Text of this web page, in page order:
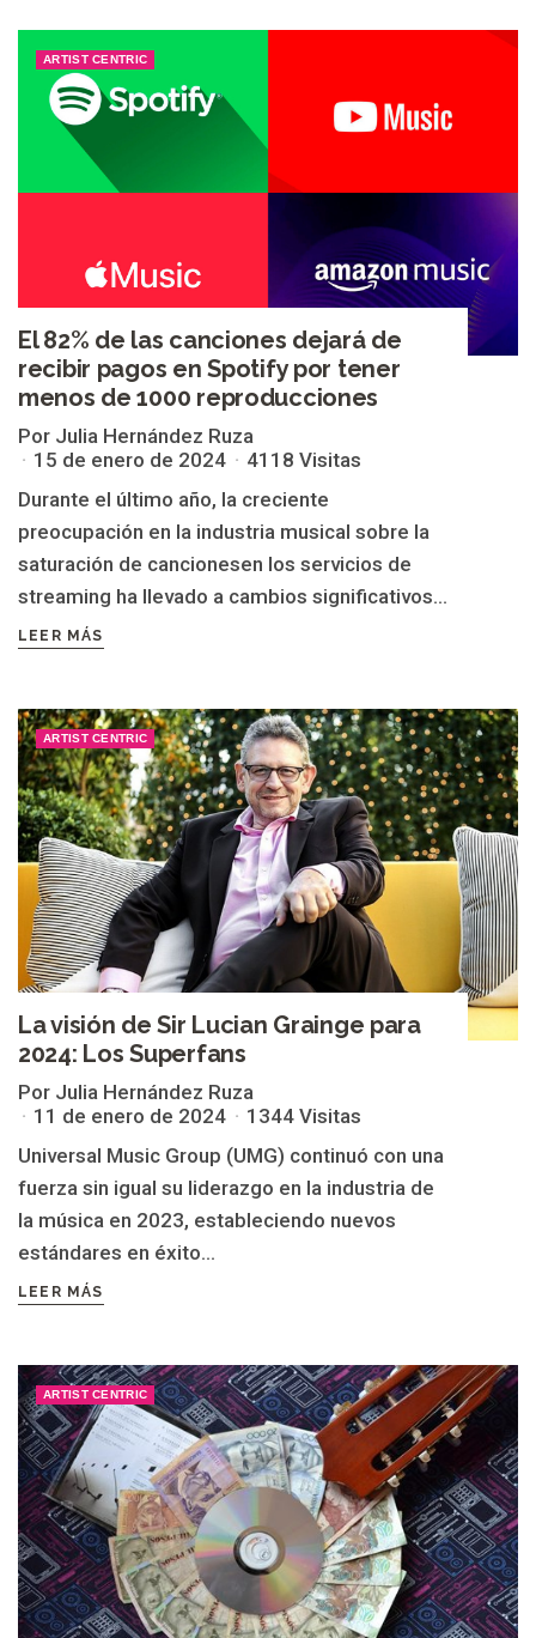
ARTIST CENTRIC
El 82% de las canciones dejará de
recibir pagos en Spotify por tener
menos de 1000 reproducciones
Por Julia Hernández Ruza
15 de enero de 2024
4118 Visitas
Durante el último año, la creciente
preocupación en la industria musical sobre la
saturación de cancionesen los servicios de
streaming ha llevado a cambios significativos...
LEER MÁS
ARTIST CENTRIC
La visión de Sir Lucian Grainge para
2024: Los Superfans
Por Julia Hernández Ruza
11 de enero de 2024
1344 Visitas
Universal Music Group (UMG) continuó con una
fuerza sin igual su liderazgo en la industria de
la música en 2023, estableciendo nuevos
estándares en éxito...
LEER MÁS
ARTIST CENTRIC